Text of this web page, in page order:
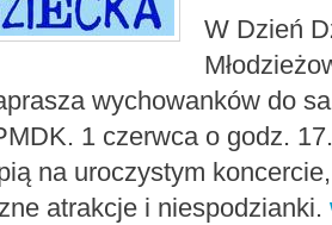
W Dzień
wychowanków do
1 czerwca o godz.
na uroczystym
atrakcje i niespodzianki.